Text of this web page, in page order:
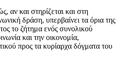
αν και στηρίζεται και στη
δράση, υπερβαίνει τα όρια της
το ζήτημα ενός συνολικού
και την οικονομία,
προς τα κυρίαρχα δόγματα του